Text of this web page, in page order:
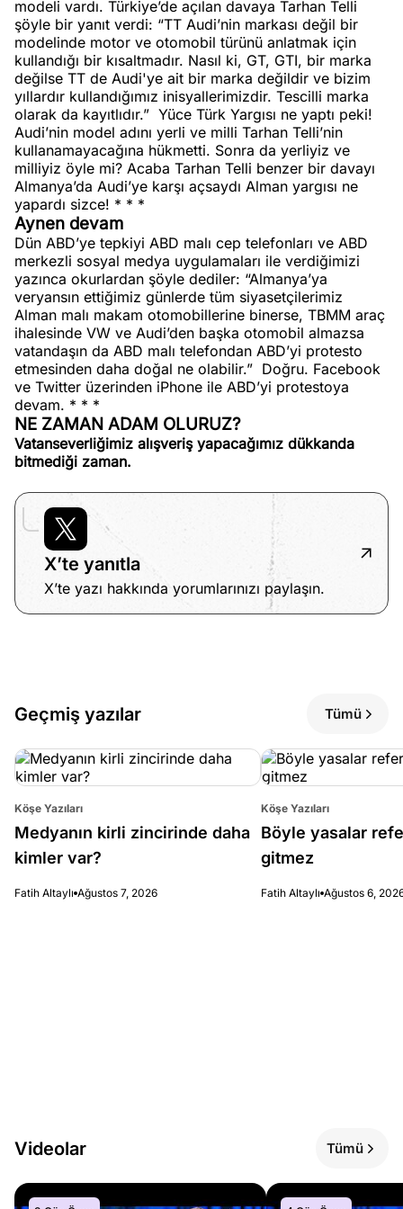
modeli vardı. Türkiye’de açılan davaya Tarhan Telli
şöyle bir yanıt verdi: “TT Audi’nin markası değil bir
modelinde motor ve otomobil türünü anlatmak için
kullandığı bir kısaltmadır. Nasıl ki, GT, GTI, bir marka
değilse TT de Audi'ye ait bir marka değildir ve bizim
yıllardır kullandığımız inisyallerimizdir. Tescilli marka
olarak da kayıtlıdır.” Yüce Türk Yargısı ne yaptı peki!
Audi’nin model adını yerli ve milli Tarhan Telli’nin
kullanamayacağına hükmetti. Sonra da yerliyiz ve
milliyiz öyle mi? Acaba Tarhan Telli benzer bir davayı
Almanya’da Audi’ye karşı açsaydı Alman yargısı ne
yapardı sizce! * * *
Aynen devam
Dün ABD’ye tepkiyi ABD malı cep telefonları ve ABD
merkezli sosyal medya uygulamaları ile verdiğimizi
yazınca okurlardan şöyle dediler: “Almanya’ya
veryansın ettiğimiz günlerde tüm siyasetçilerimiz
Alman malı makam otomobillerine binerse, TBMM araç
ihalesinde VW ve Audi’den başka otomobil almazsa
vatandaşın da ABD malı telefondan ABD’yi protesto
etmesinden daha doğal ne olabilir.” Doğru. Facebook
ve Twitter üzerinden iPhone ile ABD’yi protestoya
devam. * * *
NE ZAMAN ADAM OLURUZ?
Vatanseverliğimiz alışveriş yapacağımız dükkanda
bitmediği zaman.
X’te yanıtla
X’te yazı hakkında yorumlarınızı paylaşın.
Geçmiş yazılar Tümü
Köşe Yazıları
Medyanın kirli zincirinde daha
kimler var?
Fatih Altaylı Ağustos 7, 2026
Köşe Yazıları
Böyle yasalar
gitmez
Fatih Altaylı Ağustos 6,
Videolar Tümü